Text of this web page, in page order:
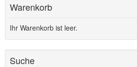
Warenkorb
Ihr Warenkorb ist leer.
Suche